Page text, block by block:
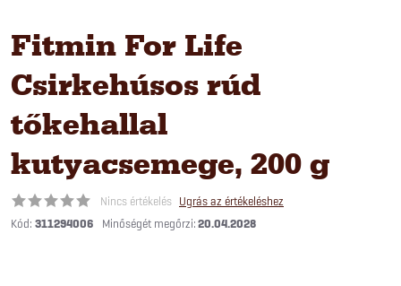
Fitmin For Life
Csirkehúsos rúd
tőkehallal
kutyacsemege, 200 g
Nincs értékelés Ugrás az értékeléshez
Kód: 311294006 20.04.2028